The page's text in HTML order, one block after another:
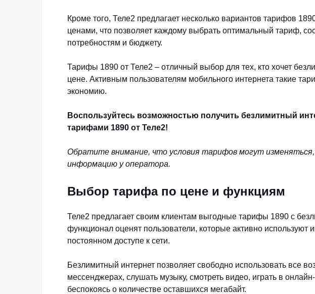
Кроме того, Теле2 предлагает несколько вариантов тарифов
ценами, что позволяет каждому выбрать оптимальный тариф,
потребностям и бюджету.
Тарифы 1890 от Теле2 – отличный выбор для тех, кто хочет
цене. Активным пользователям мобильного интернета такие
экономию.
Воспользуйтесь возможностью получить безлимитный
тарифами 1890 от Теле2!
Обратите внимание, что условия тарифов могут
информацию у оператора.
Выбор тарифа по цене и функциям
Теле2 предлагает своим клиентам выгодные тарифы 1890 с
функционал оценят пользователи, которые активно используют
постоянном доступе к сети.
Безлимитный интернет позволяет свободно использовать все
мессенджерах, слушать музыку, смотреть видео, играть в
беспокоясь о количестве оставшихся мегабайт.